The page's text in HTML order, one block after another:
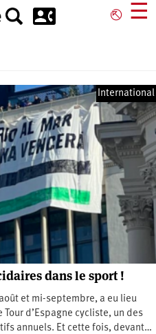
⎋ ☰
International
dans le sport !
et mi-septembre, a eu lieu
d’Espagne cycliste, un des
annuels. Et cette fois, devant…